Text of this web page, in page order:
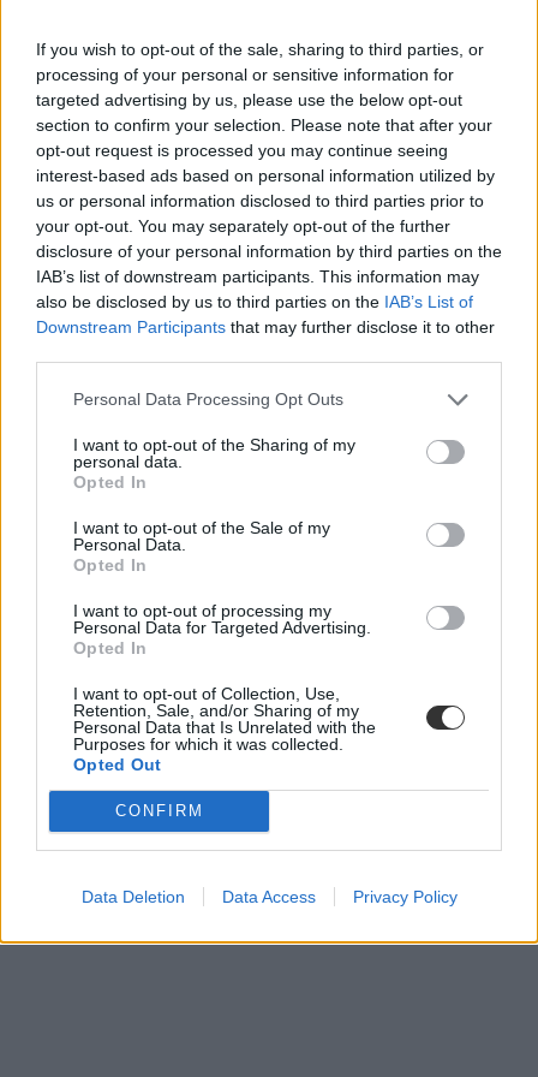
If you wish to opt-out of the sale, sharing to third parties, or
processing of your personal or sensitive information for
targeted advertising by us, please use the below opt-out
section to confirm your selection. Please note that after your
opt-out request is processed you may continue seeing
interest-based ads based on personal information utilized by
us or personal information disclosed to third parties prior to
your opt-out. You may separately opt-out of the further
disclosure of your personal information by third parties on the
IAB’s list of downstream participants. This information may
also be disclosed by us to third parties on the IAB’s List of
Downstream Participants that may further disclose it to other
Personal Data Processing Opt Outs
I want to opt-out of the Sharing of my
personal data.
Opted In
I want to opt-out of the Sale of my
Personal Data.
Opted In
I want to opt-out of processing my
Personal Data for Targeted Advertising.
Opted In
I want to opt-out of Collection, Use,
Retention, Sale, and/or Sharing of my
Personal Data that Is Unrelated with the
Purposes for which it was collected.
Opted Out
CONFIRM
Data Deletion Data Access Privacy Policy
tanévkezdés
tömegközlekedés